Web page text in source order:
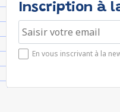
Inscription à
En vous inscrivant à la